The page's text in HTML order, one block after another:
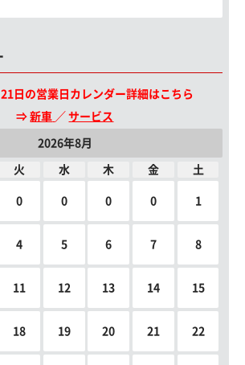
日の営業日カレンダー詳細はこちら
⇒新車 ／サービス
2026年8月
火 水 木 金 土
0 0 0 0 1
4 5 6 7 8
11 12 13 14 15
18 19 20 21 22